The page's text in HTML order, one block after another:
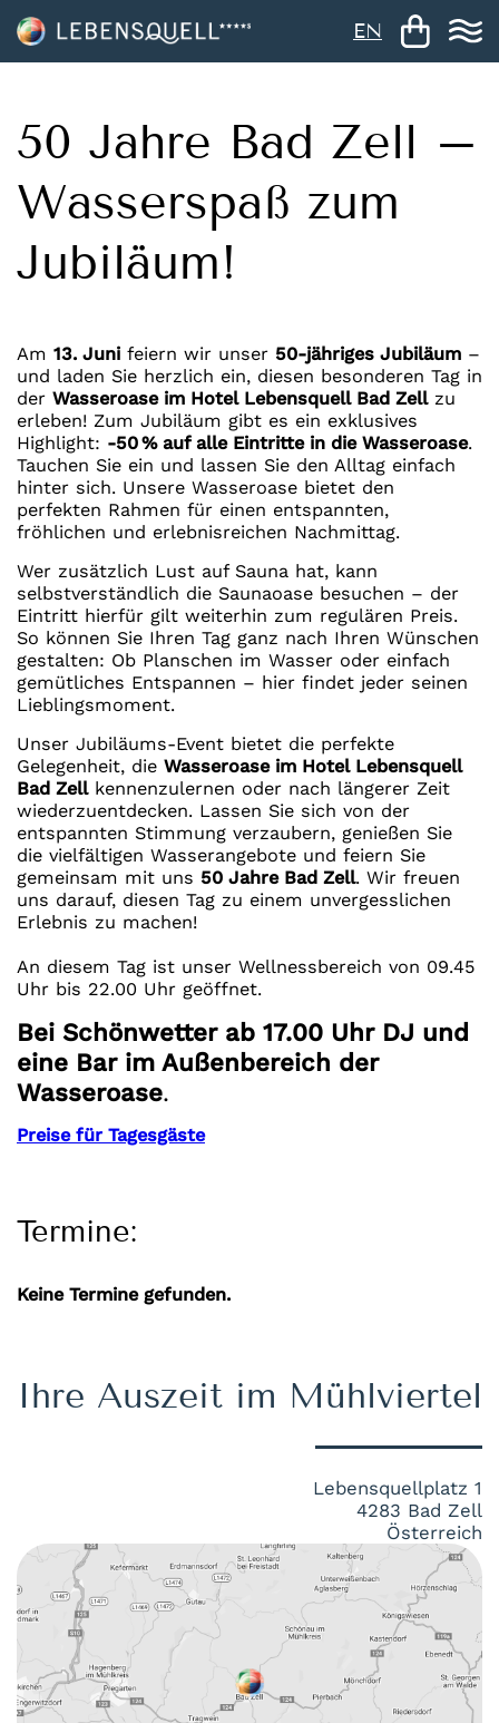
EN
50 Jahre Bad Zell –
Wasserspaß zum
Jubiläum!
Am 13. Juni feiern wir unser 50-jähriges Jubiläum –
und laden Sie herzlich ein, diesen besonderen Tag in
der Wasseroase im Hotel Lebensquell Bad Zellzu
erleben! Zum Jubiläum gibt es ein exklusives
Highlight: -50 % auf alle Eintritte in die Wasseroase.
Tauchen Sie ein und lassen Sie den Alltag einfach
hinter sich. Unsere Wasseroase bietet den
perfekten Rahmen für einen entspannten,
fröhlichen und erlebnisreichen Nachmittag.
Wer zusätzlich Lust auf Sauna hat, kann
selbstverständlich die Saunaoase besuchen – der
Eintritt hierfür gilt weiterhin zum regulären Preis.
So können Sie Ihren Tag ganz nach Ihren Wünschen
gestalten: Ob Planschen im Wasser oder einfach
gemütliches Entspannen – hier findet jeder seinen
Lieblingsmoment.
Unser Jubiläums-Event bietet die perfekte
Gelegenheit, die Wasseroase im Hotel Lebensquell
Bad Zellkennenzulernen oder nach längerer Zeit
wiederzuentdecken. Lassen Sie sich von der
entspannten Stimmung verzaubern, genießen Sie
die vielfältigen Wasserangebote und feiern Sie
gemeinsam mit uns 50 Jahre Bad Zell. Wir freuen
uns darauf, diesen Tag zu einem unvergesslichen
Erlebnis zu machen!
An diesem Tag ist unser Wellnessbereich von 09.45
Uhr bis 22.00 Uhr geöffnet.
Bei Schönwetter ab 17.00 Uhr DJ und
eine Bar im Außenbereich der
Wasseroase.
Preise für Tagesgäste
Termine:
Keine Termine gefunden.
Ihre Auszeit im Mühlviertel
Lebensquellplatz 1
4283 Bad Zell
Österreich